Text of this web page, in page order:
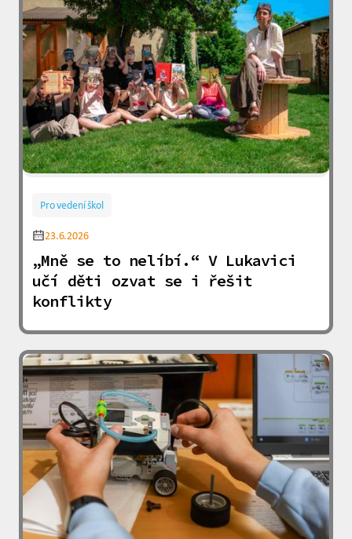
Pro vedení škol
23.6.2026
„Mně se to nelíbí.“ V Lukavici
učí děti ozvat se i řešit
konflikty